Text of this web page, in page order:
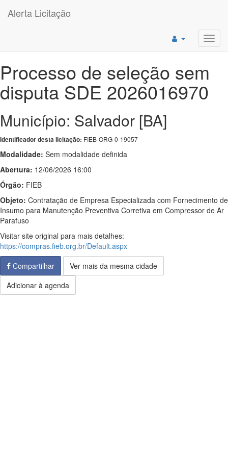
Alerta Licitação
Processo de seleção sem
disputa SDE 2026016970
Município: Salvador [BA]
Identificador desta licitação: FIEB-ORG-0-19057
Modalidade: Sem modalidade definida
Abertura: 12/06/2026 16:00
Órgão: FIEB
Objeto: Contratação de Empresa Especializada com Fornecimento de
Insumo para Manutenção Preventiva Corretiva em Compressor de Ar
Parafuso
Visitar site original para mais detalhes:
https://compras.fieb.org.br/Default.aspx
Compartilhar
Ver mais da mesma cidade
Adicionar à agenda